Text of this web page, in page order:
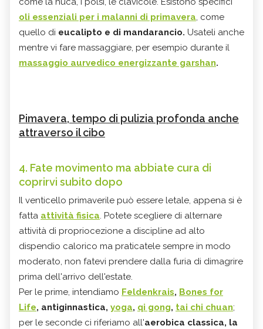
oli essenziali per i malanni di primavera, come
quello di eucalipto e di mandarancio. Usateli anche
mentre vi fare massaggiare, per esempio durante il
massaggio aurvedico energizzante garshan.
Pimavera, tempo di pulizia profonda anche
attraverso il cibo
4. Fate movimento ma abbiate cura di
coprirvi subito dopo
Il venticello primaverile può essere letale, appena si è
fatta attività fisica. Potete scegliere di alternare
attività di propriocezione a discipline ad alto
dispendio calorico ma praticatele sempre in modo
moderato, non fatevi prendere dalla furia di dimagrire
prima dell'arrivo dell'estate.
Per le prime, intendiamo Feldenkrais, Bones for
Life, antiginnastica, yoga, qi gong, tai chi chuan;
per le seconde ci riferiamo all'aerobica classica, la